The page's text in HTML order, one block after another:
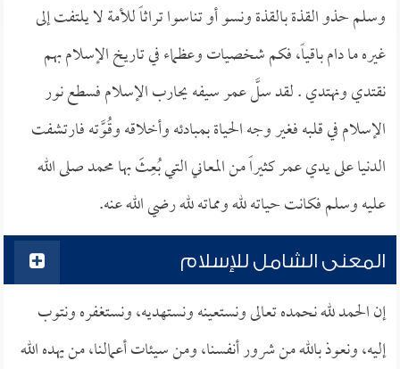
وسلم حذو القذة بالقذة ونسو أو تناسوا تراثاً للأمة لا يلتفت إلى
غيره ما دام باقياً، فكم شخصيات وعظماء في تاريخ الإسلام بهم
نقتدي ونهتدي . لقد سلَّ عمر سيفه يحارب الإسلام فسطع نور
الإسلام في قلبه فغير وجه الحياة بمبادئه وأخلاقه وقُوَّته فارتشفت
الدنيا على يدي عمر كثيراً من المعاني التي بُعِثَ بها محمد صلى الله
عليه وسلم فكانت حياته لله ومماته لله رضي الله عنه.
المعنى الشامل للإسلام
إن الحمد لله نحمده تعالى ونستعينه ونستهديه، ونستغفره ونتوب
إليه، ونعوذ بالله من شرور أنفسنا، ومن سيئات أعمالنا، من يهده الله